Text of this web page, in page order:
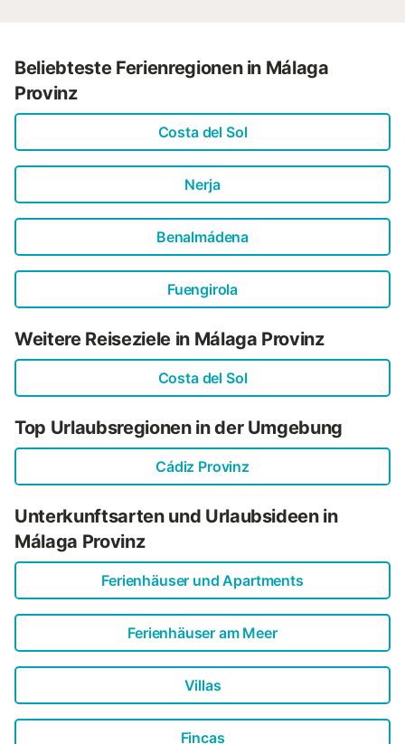
Beliebteste Ferienregionen in Málaga
Provinz
Costa del Sol
Nerja
Benalmádena
Fuengirola
Weitere Reiseziele in Málaga Provinz
Costa del Sol
Top Urlaubsregionen in der Umgebung
Cádiz Provinz
Unterkunftsarten und Urlaubsideen in
Málaga Provinz
Ferienhäuser und Apartments
Ferienhäuser am Meer
Villas
Fincas